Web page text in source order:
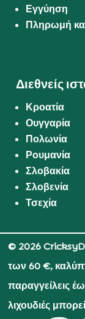
Εγγύηση
Πληρωμή
Διεθνείς
Κροατία
Ουγγαρία
Πολωνία
Ρουμανία
Σλοβακία
Σλοβενία
Τσεχία
© 2026
των 60 €,
παραγγείλεις
λιχουδιές